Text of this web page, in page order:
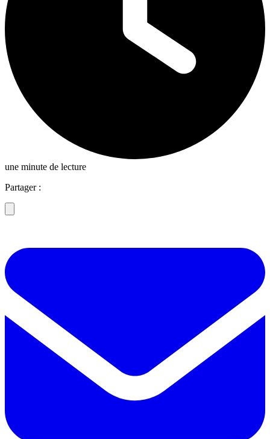
une minute de lecture
Partager :